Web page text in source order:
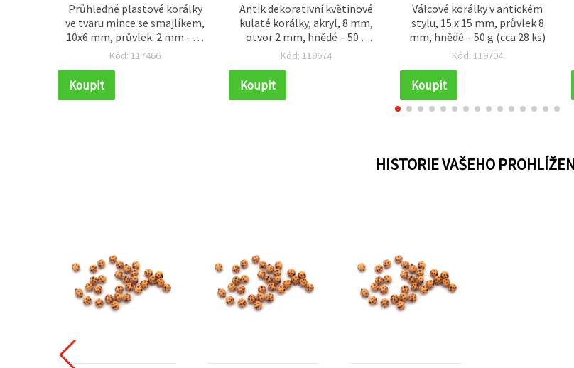
Průhledné plastové korálky
ve tvaru mince se smajlíkem,
10x6 mm, průvlek: 2 mm - 20
g (cca 60 ks)
Kód: 117466
Koupit
Antik dekorativní květinové
kulaté korálky, akryl, 8 mm,
otvor 2 mm, hnědé – 50 g
(~135 ks)
Kód: 119674
Koupit
Válcové korálky v antickém
stylu, 15 x 15 mm, průvlek 8
mm, hnědé – 50 g (cca 28 ks)
Kód: 119704
Koupit
HISTORIE VAŠEHO